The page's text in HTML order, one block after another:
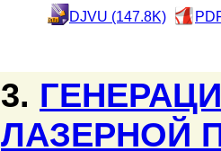
DJVU (147.8K)
3.
ЛАЗЕРНОЙ